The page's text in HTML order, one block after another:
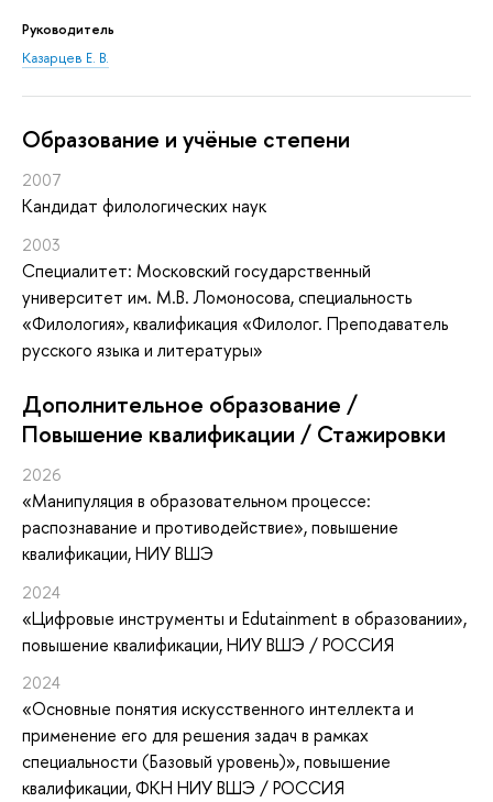
Руководитель
Казарцев Е. В.
Oбразование и учёные степени
2007
Кандидат филологических наук
2003
Специалитет: Московский государственный
университет им. М.В. Ломоносова, специальность
«Филология», квалификация «Филолог. Преподаватель
русского языка и литературы»
Дополнительное образование /
Повышение квалификации / Стажировки
2026
«Манипуляция в образовательном процессе:
распознавание и противодействие», повышение
квалификации, НИУ ВШЭ
2024
«Цифровые инструменты и Edutainment в образовании»,
повышение квалификации, НИУ ВШЭ / РОССИЯ
2024
«Основные понятия искусственного интеллекта и
применение его для решения задач в рамках
специальности (Базовый уровень)», повышение
квалификации, ФКН НИУ ВШЭ / РОССИЯ